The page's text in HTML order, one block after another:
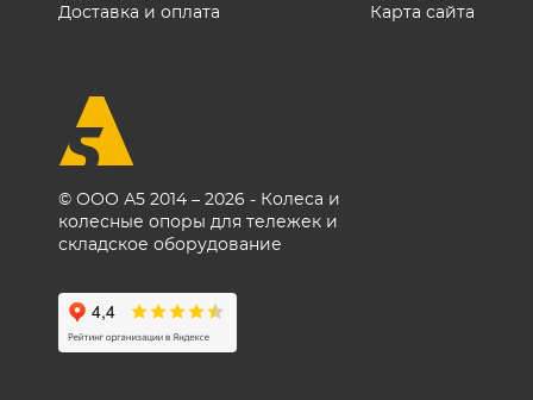
© ООО А5 2014 – 2026 - Колеса и
колесные опоры для тележек и
складское оборудование
Доставка и оплата
Карта сайта